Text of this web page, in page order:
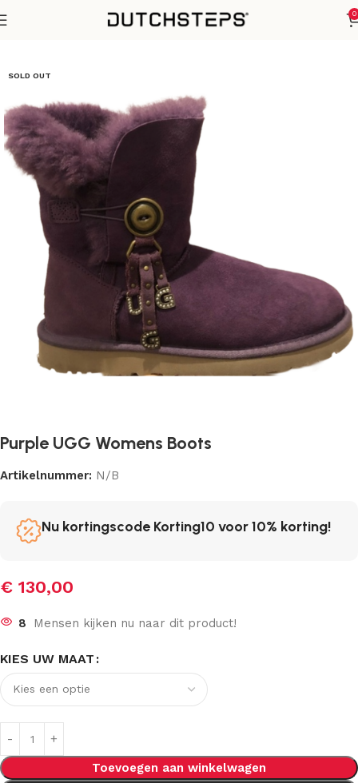
0
SOLD OUT
Purple UGG Womens Boots
Artikelnummer: N/B
Nu kortingscode Korting10 voor 10% korting!
€ 130,00
8 Mensen kijken nu naar dit product!
KIES UW MAAT
Toevoegen aan winkelwagen